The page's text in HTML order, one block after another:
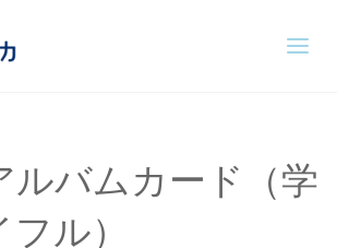
ルバムカード（学
ル）